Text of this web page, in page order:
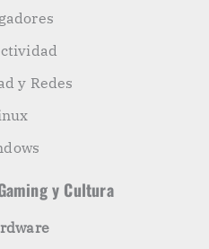
y Redes
y Cultura